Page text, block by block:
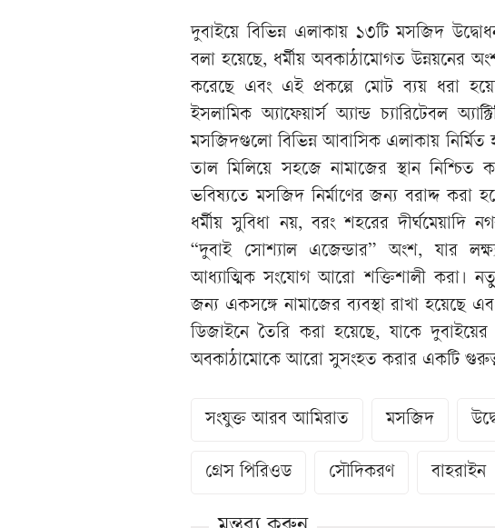
দুবাইয়ে বিভিন্ন এলাকায় ১৩টি মসজিদ
বলা হয়েছে, ধর্মীয় অবকাঠামোগত উন্নয়নের
করেছে এবং এই প্রকল্পে মোট ব্যয় ধরা
ইসলামিক অ্যাফেয়ার্স অ্যান্ড চ্যারিটেবল
মসজিদগুলো বিভিন্ন আবাসিক এলাকায় নির্মিত
তাল মিলিয়ে সহজে নামাজের স্থান
ভবিষ্যতে মসজিদ নির্মাণের জন্য বরাদ্দ করা
ধর্মীয় সুবিধা নয়, বরং শহরের দীর্ঘমেয়াদি
“দুবাই সোশ্যাল এজেন্ডার” অংশ, যার
আধ্যাত্মিক সংযোগ আরো শক্তিশালী করা।
জন্য একসঙ্গে নামাজের ব্যবস্থা রাখা হয়েছে
ডিজাইনে তৈরি করা হয়েছে, যাকে
অবকাঠামোকে আরো সুসংহত করার একটি
সংযুক্ত আরব আমিরাত মসজিদ
গ্রেস পিরিওড সৌদিকরণ বাহরাইন